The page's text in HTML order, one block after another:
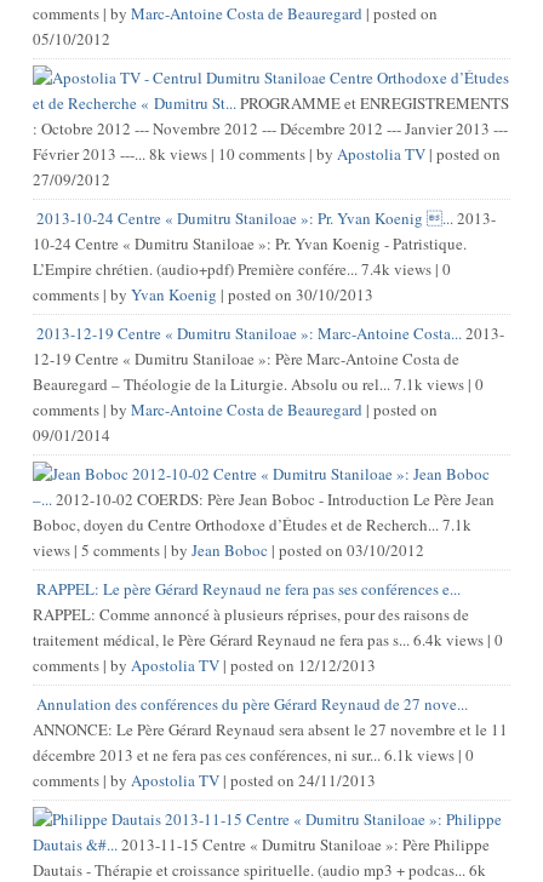
comments| by Marc-Antoine Costa de Beauregard | posted on
05/10/2012
Centre Orthodoxe d’Études
et de Recherche « Dumitru St...PROGRAMME et ENREGISTREMENTS
: Octobre 2012 --- Novembre 2012 --- Décembre 2012 --- Janvier 2013 ---
Février 2013 ---...8k views| 10 comments| by Apostolia TV| posted on
27/09/2012
2013-10-24 Centre « Dumitru Staniloae »: Pr. Yvan Koenig ...2013-
10-24 Centre « Dumitru Staniloae »: Pr. Yvan Koenig - Patristique.
L’Empire chrétien. (audio+pdf) Première confére...7.4k views| 0
comments| by Yvan Koenig | posted on 30/10/2013
2013-12-19 Centre « Dumitru Staniloae »: Marc-Antoine Costa...2013-
12-19 Centre « Dumitru Staniloae »: Père Marc-Antoine Costa de
Beauregard – Théologie de la Liturgie. Absolu ou rel...7.1k views| 0
comments| by Marc-Antoine Costa de Beauregard | posted on
09/01/2014
2012-10-02 Centre « Dumitru Staniloae »: Jean Boboc
–...2012-10-02 COERDS: Père Jean Boboc - Introduction Le Père Jean
Boboc, doyen du Centre Orthodoxe d’Études et de Recherch...7.1k
views| 5 comments| by Jean Boboc | posted on 03/10/2012
RAPPEL: Le père Gérard Reynaud ne fera pas ses conférences e...
RAPPEL: Comme annoncé à plusieurs réprises, pour des raisons de
traitement médical, le Père Gérard Reynaud ne fera pas s...6.4k views| 0
comments| by Apostolia TV| posted on 12/12/2013
Annulation des conférences du père Gérard Reynaud de 27 nove...
ANNONCE: Le Père Gérard Reynaud sera absent le 27 novembre et le 11
décembre 2013 et ne fera pas ces conférences, ni sur...6.1k views| 0
comments| by Apostolia TV| posted on 24/11/2013
2013-11-15 Centre « Dumitru Staniloae »: Philippe
Dautais &#...2013-11-15 Centre « Dumitru Staniloae »: Père Philippe
Dautais - Thérapie et croissance spirituelle. (audio mp3 + podcas...6k